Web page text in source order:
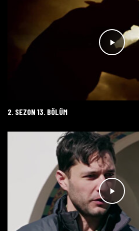
2. SEZON 13. BÖLÜM